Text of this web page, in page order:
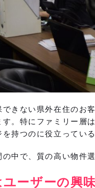
きない県外在住のお
。特にファミリー層
持つのに役立っている
中で、質の高い物件
ーザーの興